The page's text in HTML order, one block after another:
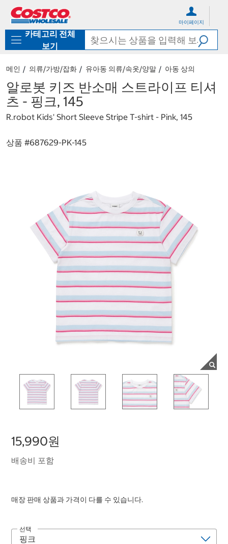
로
기
가
마이페이지
카테고리 전체
보기
메인 의류/가방/잡화 유아동 의류/속옷/양말 아동 상의
알로봇 키즈 반소매 스트라이프 티셔
츠 - 핑크, 145
R.robot Kids' Short Sleeve Stripe T-shirt - Pink, 145
상품 #687629-PK-145
15,990원
배송비 포함
매장 판매 상품과 가격이 다를 수 있습니다.
선택